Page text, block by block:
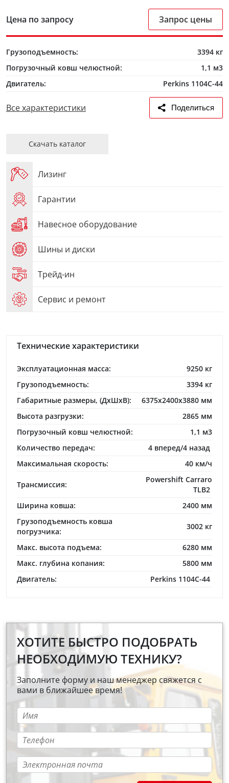
Цена по запросу Запрос цены
Грузоподъемность:
3394 кг
Погрузочный ковш челюстной:
1,1 м3
Двигатель:
Perkins 1104C-44
Все характеристики Поделиться
Скачать каталог
Лизинг
Гарантии
Навесное оборудование
Шины и диски
Трейд-ин
Сервис и ремонт
Технические характеристики
Эксплуатационная масса:
9250 кг
Грузоподъемность:
3394 кг
Габаритные размеры, (ДхШхВ):
6375х2400х3880 мм
Высота разгрузки:
2865 мм
Погрузочный ковш челюстной:
1,1 м3
Количество передач:
4 вперед/4 назад
Максимальная скорость:
40 км/ч
Трансмиссия:
Powershift Carraro
TLB2
Ширина ковша:
2400 мм
Грузоподъемность ковша
погрузчика:
3002 кг
Макс. высота подъема:
6280 мм
Макс. глубина копания:
5800 мм
Двигатель:
Perkins 1104C-44
ХОТИТЕ БЫСТРО ПОДОБРАТЬ
НЕОБХОДИМУЮ ТЕХНИКУ?
Заполните форму и наш менеджер свяжется с
вами в ближайшее время!